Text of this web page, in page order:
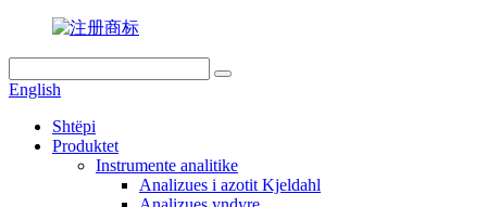
English
Shtëpi
Produktet
Instrumente analitike
Analizues i azotit Kjeldahl